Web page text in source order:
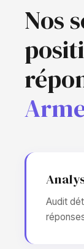
Nos
Audit